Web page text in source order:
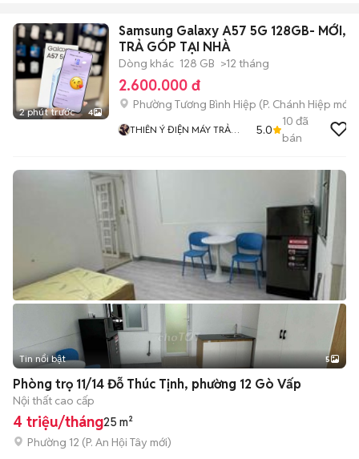
2 phút trước 4
Samsung Galaxy A57 5G 128GB- MỚI,
TRẢ GÓP TẠI NHÀ
Dòng khác 128 GB >12 tháng
2.600.000 đ
Phường Tương Bình Hiệp (P. Chánh Hiệp mới)
THIÊN Ý ĐIỆN MÁY TRẢ
5.0
10 đã
bán
Tin nổi bật 5
Phòng trọ 11/14 Đỗ Thúc Tịnh, phường 12 Gò Vấp
Nội thất cao cấp
4 triệu/tháng25 m²
Phường 12 (P. An Hội Tây mới)